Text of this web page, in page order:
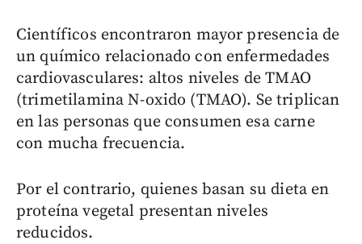
Científicos encontraron mayor presencia de
un químico relacionado con enfermedades
cardiovasculares: altos niveles de TMAO
(trimetilamina N-oxido (TMAO). Se triplican
en las personas que consumen esa carne
con mucha frecuencia.
Por el contrario, quienes basan su dieta en
proteína vegetal presentan niveles
reducidos.